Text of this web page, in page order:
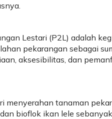
Lestari (P2L) adalah
pekarangan sebagai
aksesibilitas, dan
menyerahan tanaman
dan bioflok ikan lele